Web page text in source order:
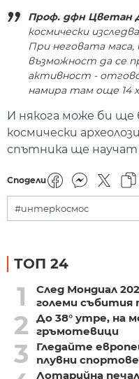
Проф. дфн Цветан
космически
При неговата
възможност да се
активност -
намира там още 14
И някога може би
космически
спътника ще научат
Сподели
#интеркосмос
ТОП 24
1
След Мондиал
големи събития
2
До 38° утре, на
гръмотевици
3
Гледайте
плувни
Лотарийна